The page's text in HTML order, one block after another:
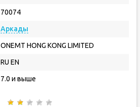
70074
Аркады
ONEMT HONG KONG LIMITED
RU EN
7.0 и выше